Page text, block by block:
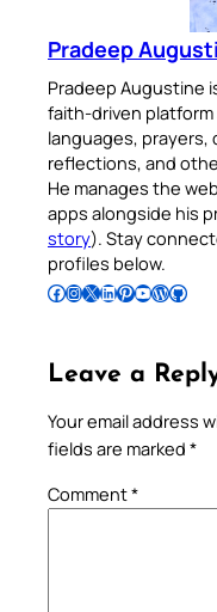
Pradeep
Pradeep Augustine
faith-driven platform
languages, prayers,
reflections, and
He manages the
apps alongside his
story). Stay
profiles below.
Follow Pradeep on Facebook Follow Pradeep on InstagramFollow Pradeep on X Follow Pradeep on LinkedIn Follow Pradeep on Pinterest Subscribe to Pradeep’s Youtube Channel Follow Pradeep on WordPress Follow Pradeep on GitHub
Leave a
Your email address
fields are marked *
Comment*